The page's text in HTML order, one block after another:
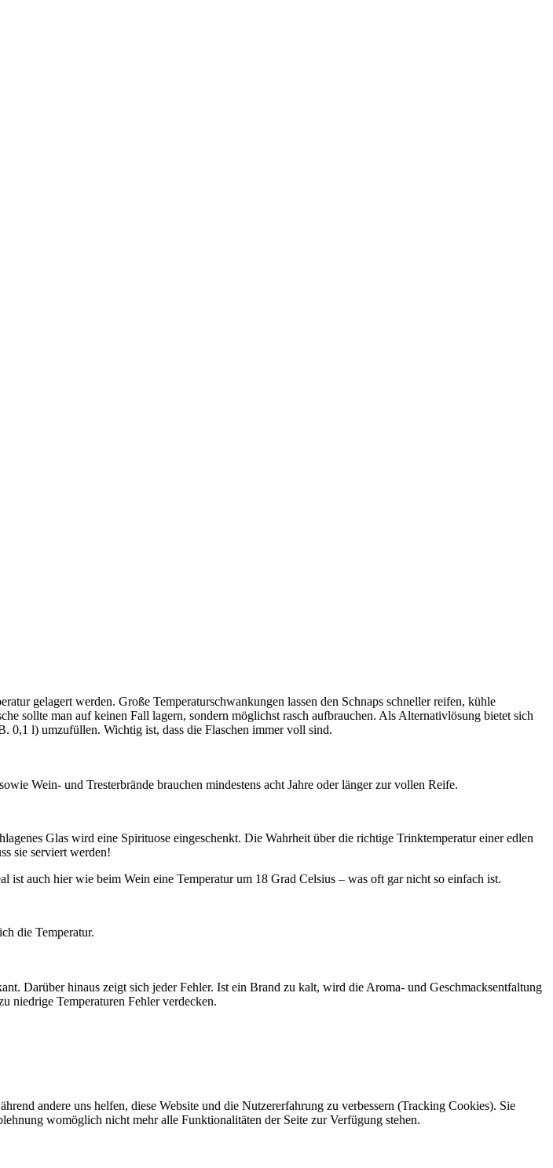
gelagert werden. Große Temperaturschwankungen lassen den Schnaps schneller reifen, kühle
sollte man auf keinen Fall lagern, sondern möglichst rasch aufbrauchen. Als Alternativlösung bietet sich
0,1 l) umzufüllen. Wichtig ist, dass die Flaschen immer voll sind.
Wein- und Tresterbrände brauchen mindestens acht Jahre oder länger zur vollen Reife.
Glas wird eine Spirituose eingeschenkt. Die Wahrheit über die richtige Trinktemperatur einer edlen
sie serviert werden!
auch hier wie beim Wein eine Temperatur um 18 Grad Celsius – was oft gar nicht so einfach ist.
die Temperatur.
Darüber hinaus zeigt sich jeder Fehler. Ist ein Brand zu kalt, wird die Aroma- und Geschmacksentfaltung
niedrige Temperaturen Fehler verdecken.
andere uns helfen, diese Website und die Nutzererfahrung zu verbessern (Tracking Cookies). Sie
womöglich nicht mehr alle Funktionalitäten der Seite zur Verfügung stehen.